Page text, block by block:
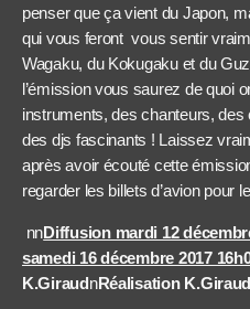
penser que ça vient du Japon,
qui vous feront vous sentir
Wagaku, du Kokugaku et du
l’émission vous saurez de quoi
instruments, des chanteurs,
des djs fascinants ! Laissez
après avoir écouté cette
regarder les billets d’avion pour
nnDiffusion mardi 12
samedi 16 décembre 2017
K.GiraudnRéalisation